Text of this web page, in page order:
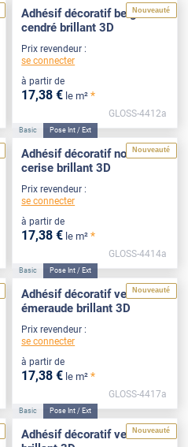
Nouveauté
Adhésif décoratif beige
cendré brillant 3D
Prix revendeur :
se connecter
à partir de
17,38 € le m² *
GLOSS-4412a
Nouveauté
Basic Pose Int / Ext
Adhésif décoratif noir
cerise brillant 3D
Prix revendeur :
se connecter
à partir de
17,38 € le m² *
GLOSS-4414a
Nouveauté
Basic Pose Int / Ext
Adhésif décoratif vert
émeraude brillant 3D
Prix revendeur :
se connecter
à partir de
17,38 € le m² *
GLOSS-4417a
Nouveauté
Basic Pose Int / Ext
Adhésif décoratif vert d'eau